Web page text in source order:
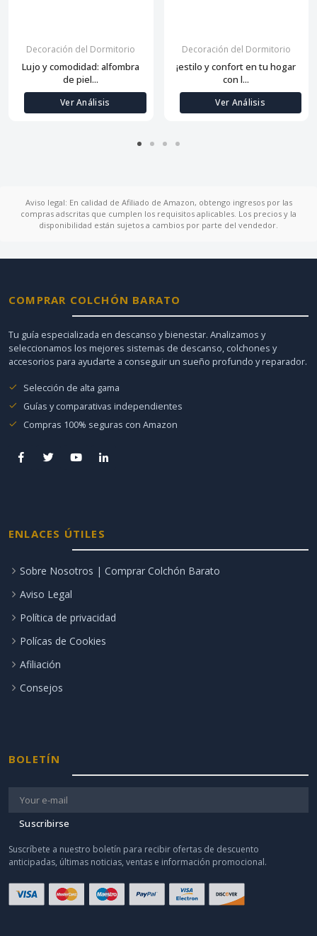
Decoración del Dormitorio
Lujo y comodidad: alfombra
de piel...
Ver Análisis
Decoración del Dormitorio
¡estilo y confort en tu hogar
con l...
Ver Análisis
Aviso legal: En calidad de Afiliado de Amazon, obtengo ingresos por las
compras adscritas que cumplen los requisitos aplicables. Los precios y la
disponibilidad están sujetos a cambios por parte del vendedor.
COMPRAR COLCHÓN BARATO
Tu guía especializada en descanso y bienestar. Analizamos y
seleccionamos los mejores sistemas de descanso, colchones y
accesorios para ayudarte a conseguir un sueño profundo y reparador.
Selección de alta gama
Guías y comparativas independientes
Compras 100% seguras con Amazon
ENLACES ÚTILES
Sobre Nosotros | Comprar Colchón Barato
Aviso Legal
Política de privacidad
Polícas de Cookies
Afiliación
Consejos
BOLETÍN
Suscribirse
Suscríbete a nuestro boletín para recibir ofertas de descuento
anticipadas, últimas noticias, ventas e información promocional.